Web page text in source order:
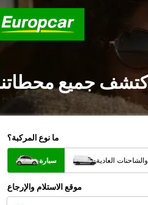
جميع
ما نوع المركبة؟
سيارة العادية
موقع الاستلام والإرجاع